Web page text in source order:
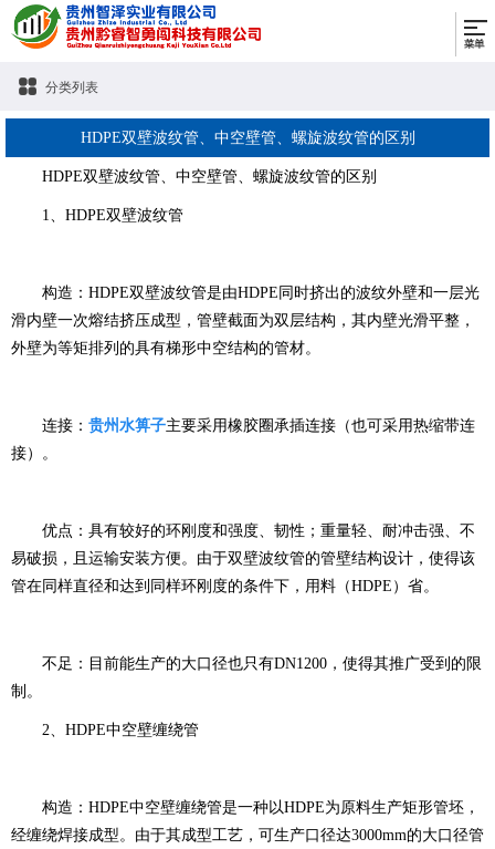
分类列表
HDPE双壁波纹管、中空壁管、螺旋波纹管的区别
HDPE双壁波纹管、中空壁管、螺旋波纹管的区别
1、HDPE双壁波纹管
构造：HDPE双壁波纹管是由HDPE同时挤出的波纹外壁和一层光
滑内壁一次熔结挤压成型，管壁截面为双层结构，其内壁光滑平整，
外壁为等矩排列的具有梯形中空结构的管材。
连接： 贵州水箅子主要采用橡胶圈承插连接（也可采用热缩带连
接）。
优点：具有较好的环刚度和强度、韧性；重量轻、耐冲击强、不
易破损，且运输安装方便。由于双壁波纹管的管壁结构设计，使得该
管在同样直径和达到同样环刚度的条件下，用料（HDPE）省。
不足：目前能生产的大口径也只有DN1200，使得其推广受到的限
制。
2、HDPE中空壁缠绕管
构造：HDPE中空壁缠绕管是一种以HDPE为原料生产矩形管坯，
经缠绕焊接成型。由于其成型工艺，可生产口径达3000mm的大口径管